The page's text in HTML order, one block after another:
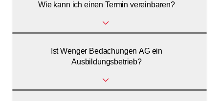
preisgekrönten PlusEnergie-Projekten mitgewirkt.
Wie kann ich einen Termin vereinbaren?
Termine vereinbaren wir gerne nach Absprache.
Ist Wenger Bedachungen AG ein
Ausbildungsbetrieb?